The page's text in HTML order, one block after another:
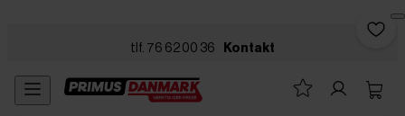
tlf. 76 62 00 36 Kontakt